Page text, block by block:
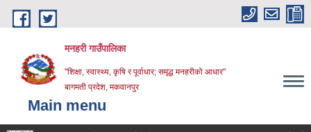
Skip to main content
मनहरी गाउँपालिका
"शिक्षा, स्वास्थ्य, कृषि र पूर्वाधार; समृद्ध मनहरीको आधार"
बागमती प्रदेश, मकवानपुर
Main menu